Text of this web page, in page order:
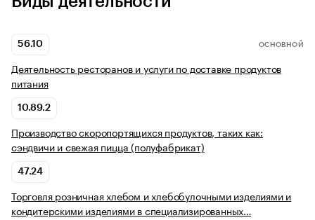
56.10 ОСНОВНОЙ
Деятельность ресторанов и услуги по доставке продуктов
питания
10.89.2
Производство скоропортящихся продуктов, таких как:
сэндвичи и свежая пицца (полуфабрикат)
47.24
Торговля розничная хлебом и хлебобулочными изделиями и
кондитерскими изделиями в специализированных…